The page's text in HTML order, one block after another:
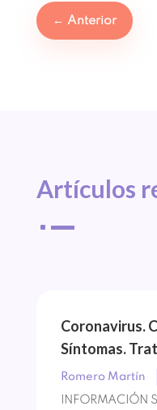
← Anterior
Artículos
^
Coronavirus.
Síntomas.
Romero Martín
INFORMACIÓN